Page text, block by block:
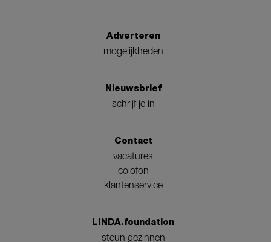
Adverteren
mogelijkheden
Nieuwsbrief
schrijf je in
Contact
vacatures
colofon
klantenservice
LINDA.foundation
steun gezinnen